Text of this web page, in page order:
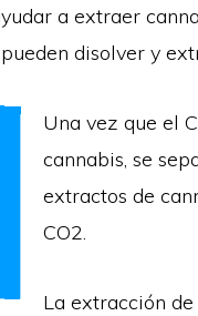
a extraer
disolver y
Una vez que el
cannabis, se
extractos de
CO2.
La extracción